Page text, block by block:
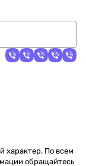
характер. По всем
обращайтесь